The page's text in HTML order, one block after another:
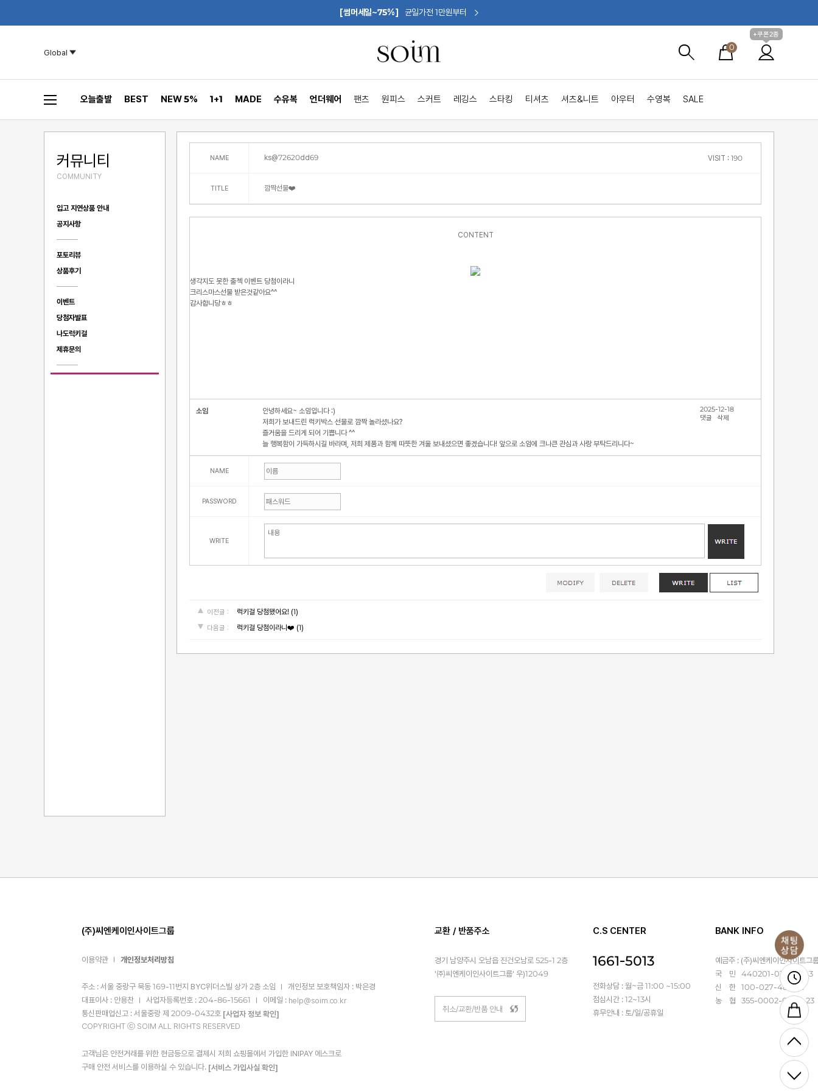
[썸머세일~75%] 균일가전 1만원부터
Global
0
+쿠폰2종
오늘출발 BEST NEW 5% 1+1 MADE 수유복 언더웨어 팬츠 원피스 스커트 레깅스 스타킹 티셔츠 셔츠&니트 아우터 수영복 SALE
커뮤니티
COMMUNITY
입고 지연상품 안내
공지사항
포토리뷰
상품후기
이벤트
당첨자발표
나도럭키걸
제휴문의
NAME ks@72620dd69 VISIT : 190
TITLE 깜짝선물❤️
CONTENT
생각지도 못한 출첵 이벤트 당첨이라니
크리스마스선물 받은것같아요^^
감사합니당ㅎㅎ
소임
안녕하세요~ 소임입니다 :)
저희가 보내드린 럭키박스 선물로 깜짝 놀라셨나요?
즐거움을 드리게 되어 기쁩니다 ^^
늘 행복함이 가득하시길 바라며, 저희 제품과 함께 따뜻한 겨울 보내셨으면 좋겠습니다! 앞으로 소임에 크나큰 관심과 사랑 부탁드리니다~
2025-12-18
댓글
삭제
NAME
PASSWORD
WRITE
이전글 : 럭키걸 당첨됐어요! (1)
다음글 : 럭키걸 당첨이라니❤️ (1)
(주)씨엔케이인사이트그룹
이용약관 개인정보처리방침
주소 : 서울 중랑구 묵동 169-11번지 BYC위더스빌 상가 2층 소임
개인정보 보호책임자 : 박은경
대표이사 : 안용찬
사업자등록번호 : 204-86-15661 이메일 : help@soim.co.kr
통신판매업신고 : 서울중랑 제 2009-0432호 [사업자 정보 확인]
COPYRIGHT ⓒ SOIM ALL RIGHTS RESERVED
고객님은 안전거래를 위한 현금등으로 결제시 저희 쇼핑몰에서 가입한 INIPAY 에스크로
구매 안전 서비스를 이용하실 수 있습니다. [서비스 가입사실 확인]
교환 / 반품주소
경기 남양주시 오남읍 진건오남로 525-1 2층
'㈜씨엔케이인사이트그룹' 우)12049
취소/교환/반품 안내
C.S CENTER
1661-5013
전화상담 : 월~금 11:00 ~15:00
점심시간 : 12~13시
휴무안내 : 토/일/공휴일
BANK INFO
예금주 : (주)씨엔케이인사이트그
국 민 440201-01-367143
신 한 100-027-486931
농 협 355-0002-6470-23